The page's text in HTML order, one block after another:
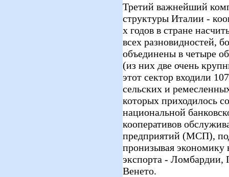
Третий важнейший
структуры Италии -
х годов в стране
всех разновидностей,
объединены в четыре
(из них две очень
этот сектор входили
сельских и
которых приходилось
национальной
кооперативов
предприятий (МСП),
пронизывая экономику
экспорта -
Венето.